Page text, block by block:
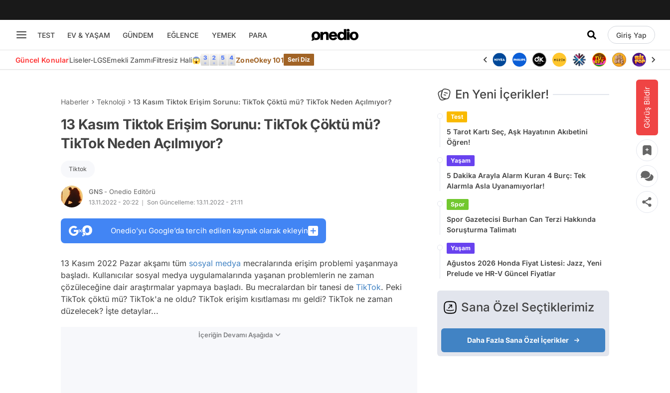
TEST EV & YAŞAM GÜNDEM EĞLENCE YEMEK PARA Giriş Yap
Güncel KonularLiseler-LGSEmekli ZammıFiltresiz Hali😱 ZoneOkey 101 Seri Diz
Görüş Bildir
Haberler Teknoloji 13 Kasım Tiktok Erişim Sorunu: TikTok Çöktü mü? TikTok Neden Açılmıyor?
13 Kasım Tiktok Erişim Sorunu: TikTok Çöktü mü?
TikTok Neden Açılmıyor?
Tiktok
GNS - Onedio Editörü
13.11.2022 - 20:22 Son Güncelleme: 13.11.2022 - 21:11
Onedio’yu Google’da tercih edilen kaynak olarak ekleyin
13 Kasım 2022 Pazar akşamı tüm sosyal medya mecralarında erişim problemi yaşanmaya
başladı. Kullanıcılar sosyal medya uygulamalarında yaşanan problemlerin ne zaman
çözüleceğine dair araştırmalar yapmaya başladı. Bu mecralardan bir tanesi de TikTok. Peki
TikTok çöktü mü? TikTok'a ne oldu? TikTok erişim kısıtlaması mı geldi? TikTok ne zaman
düzelecek? İşte detaylar...
İçeriğin Devamı Aşağıda
En Yeni İçerikler!
Test
5 Tarot Kartı Seç, Aşk Hayatının Akıbetini
Öğren!
Yaşam
5 Dakika Arayla Alarm Kuran 4 Burç: Tek
Alarmla Asla Uyanamıyorlar!
Spor
Spor Gazetecisi Burhan Can Terzi Hakkında
Soruşturma Talimatı
Yaşam
Ağustos 2026 Honda Fiyat Listesi: Jazz, Yeni
Prelude ve HR-V Güncel Fiyatlar
Sana Özel Seçtiklerimiz
Daha Fazla Sana Özel İçerikler